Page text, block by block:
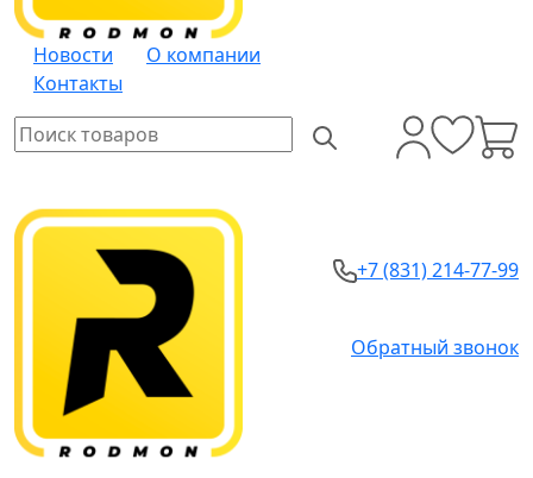
Новости
О компании
Контакты
+7 (831) 214-77-99
Обратный звонок